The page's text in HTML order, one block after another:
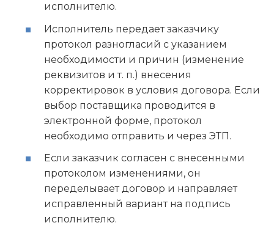
исполнителю.
Исполнитель передает заказчику
протокол разногласий с указанием
необходимости и причин (изменение
реквизитов и т. п.) внесения
корректировок в условия договора. Если
выбор поставщика проводится в
электронной форме, протокол
необходимо отправить и через ЭТП.
Если заказчик согласен с внесенными
протоколом изменениями, он
переделывает договор и направляет
исправленный вариант на подпись
исполнителю.